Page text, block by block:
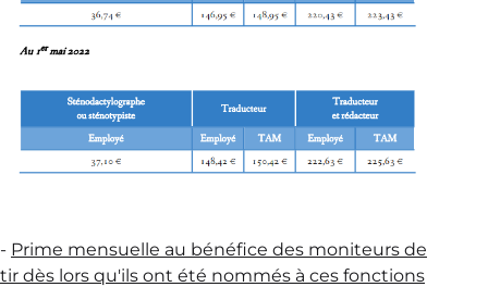
- Prime mensuelle au bénéfice des moniteurs de
tir dès lors qu'ils ont été nommés à ces fonctions